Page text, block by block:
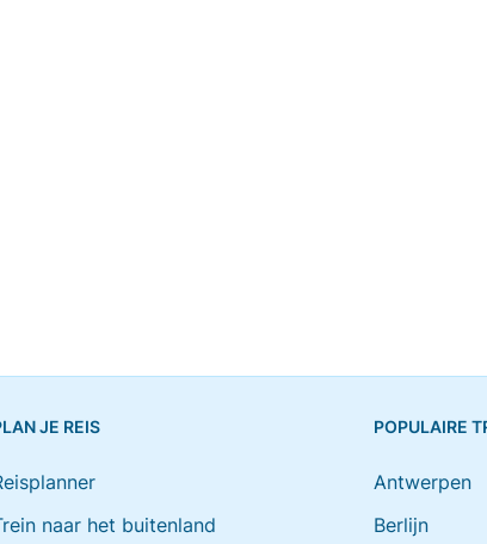
JE REIS
naar het buitenland
POPULAIRE
Antwerpen
Berlijn